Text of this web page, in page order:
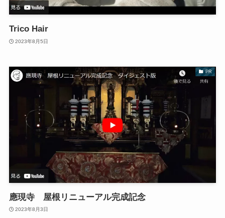
Trico Hair
2023年8月5日
PR
應現寺 屋根リニューアル完成記念
2023年8月3日